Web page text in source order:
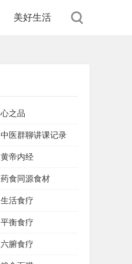
美好生活
心之品
中医群聊讲课记录
黄帝内经
药食同源食材
生活食疗
平衡食疗
六腑食疗